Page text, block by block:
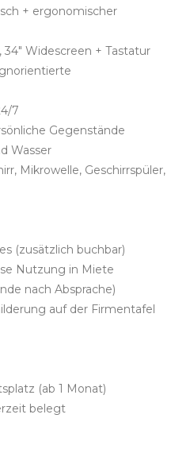
+ ergonomischer
Widescreen + Tastatur
7
Gegenstände
Wasser
Mikrowelle, Geschirrspüler,
(zusätzlich buchbar)
Nutzung in Miete
nach Absprache)
auf der Firmentafel
(ab 1 Monat)
belegt